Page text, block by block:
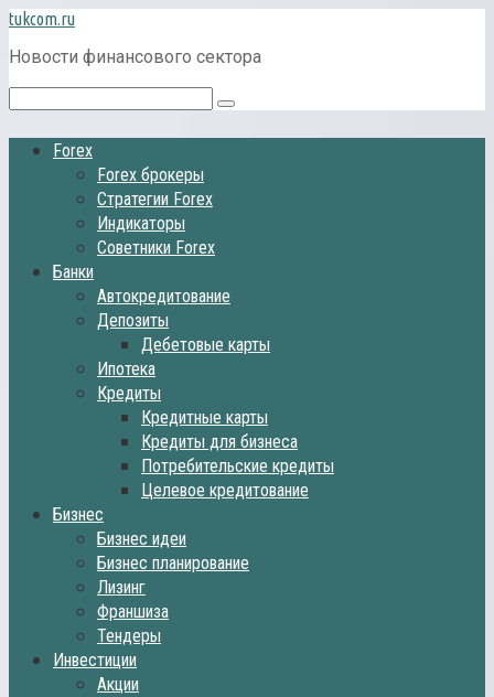
Перейти
к
контенту
tukcom.ru
Новости финансового сектора
Поиск:
Forex
Forex брокеры
Стратегии Forex
Индикаторы
Советники Forex
Банки
Автокредитование
Депозиты
Дебетовые карты
Ипотека
Кредиты
Кредитные карты
Кредиты для бизнеса
Потребительские кредиты
Целевое кредитование
Бизнес
Бизнес идеи
Бизнес планирование
Лизинг
Франшиза
Тендеры
Инвестиции
Акции